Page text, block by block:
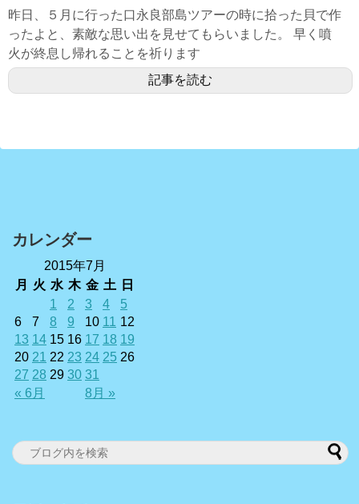
昨日、５月に行った口永良部島ツアーの時に拾った貝で作
ったよと、素敵な思い出を見せてもらいました。 早く噴
火が終息し帰れることを祈ります
記事を読む
カレンダー
2015年7月
月
火 水 木 金 土 日
« 6月 8月 »
1 2 3 4
5
6
7 8 9 10 11 12
13 14 15 16 17 18 19
20 21 22 23 24 25 26
27 28 29 30 31